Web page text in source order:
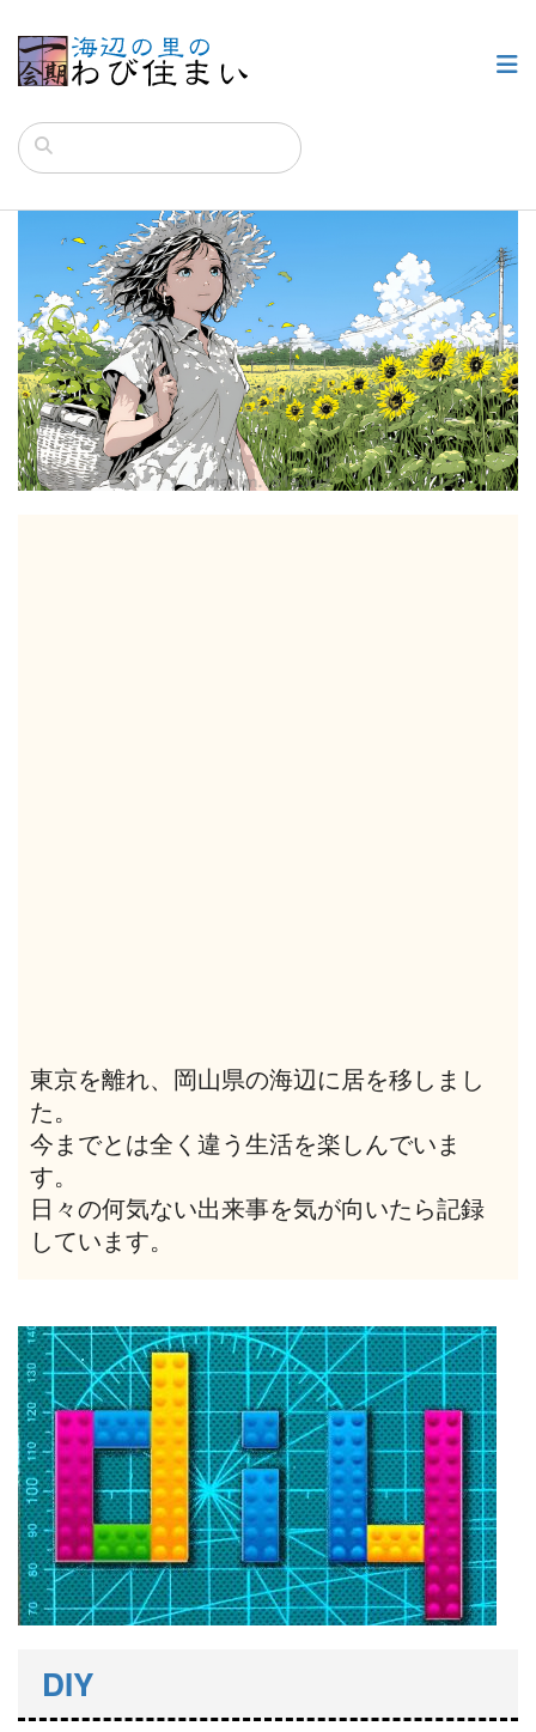
東京を離れ、岡山県の海辺に居を移しまし
た。
今までとは全く違う生活を楽しんでいま
す。
日々の何気ない出来事を気が向いたら記録
しています。
DIY